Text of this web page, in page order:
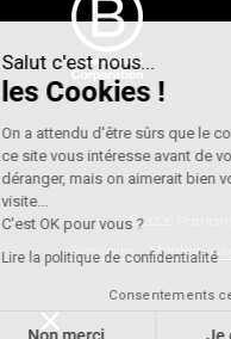
© 2026
Glossaire
Mentions
Salut c'est nous...
les Cookies !
On a attendu d'être sûrs que
ce site vous intéresse avant de
déranger, mais on aimerait
visite...
C'est OK pour vous ?
Lire la politique de